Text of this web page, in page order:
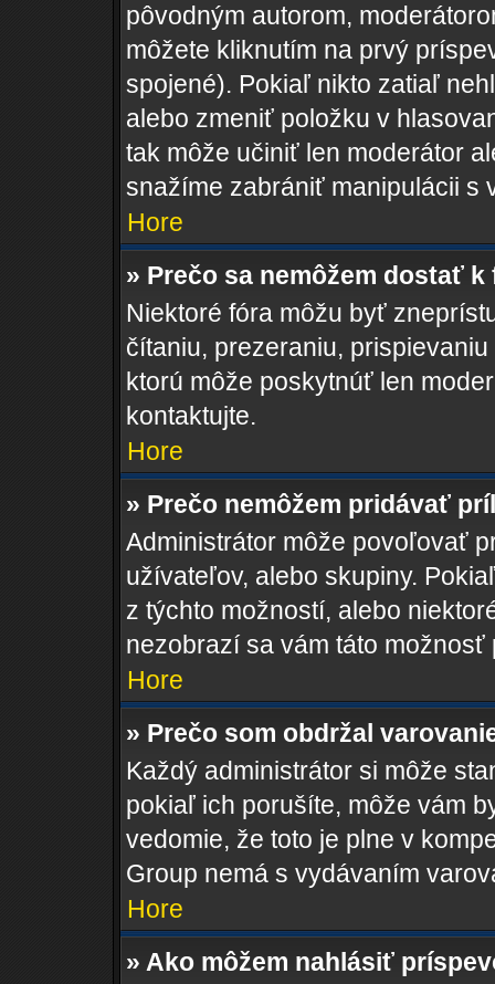
pôvodným autorom,
môžete kliknutím na prvý
spojené). Pokiaľ nikto zatiaľ
alebo zmeniť položku v
tak môže učiniť len moderátor
snažíme zabrániť manipulácii s
Hore
» Prečo sa nemôžem dostať k
Niektoré fóra môžu byť
čítaniu, prezeraniu,
ktorú môže poskytnúť len
kontaktujte.
Hore
» Prečo nemôžem pridávať
Administrátor môže povoľovať
užívateľov, alebo skupiny.
z týchto možností, alebo
nezobrazí sa vám táto
Hore
» Prečo som obdržal
Každý administrátor si môže
pokiaľ ich porušíte, môže vám
vedomie, že toto je plne v
Group nemá s vydávaním
Hore
» Ako môžem nahlásiť